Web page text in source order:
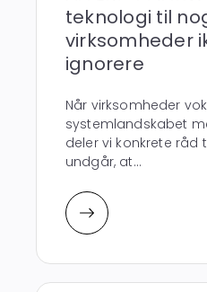
teknologi til
virksomheder
ignorere
Når virksomheder
systemlandskabet
deler vi konkrete råd
undgår, at...